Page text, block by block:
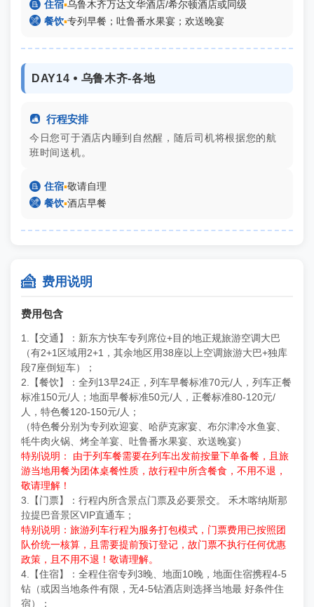
 住宿▪乌鲁木齐万达文华酒店/希尔顿酒店或同级
 餐饮▪专列早餐；吐鲁番水果宴；欢送晚宴
DAY14 ⦁ 乌鲁木齐-各地
 行程安排
今日您可于酒店内睡到自然醒，随后司机将根据您的航
班时间送机。
 住宿▪敬请自理
 餐饮▪酒店早餐
 费用说明
费用包含
1.【交通】：新东方快车专列席位+目的地正规旅游空调大巴
（有2+1区域用2+1，其余地区用38座以上空调旅游大巴+独库
段7座倒短车）；
2.【餐饮】：全列13早24正，列车早餐标准70元/人，列车正餐
标准150元/人；地面早餐标准50元/人，正餐标准80-120元/
人，特色餐120-150元/人；
（特色餐分别为专列欢迎宴、哈萨克家宴、布尔津冷水鱼宴、
牦牛肉火锅、烤全羊宴、吐鲁番水果宴、欢送晚宴）
特别说明： 由于列车餐需要在列车出发前按量下单备餐，且旅
游当地用餐为团体桌餐性质，故行程中所含餐食，不用不退，
敬请理解！
3.【门票】：行程内所含景点门票及必要景交。 禾木喀纳斯那
拉提巴音景区VIP直通车；
特别说明：旅游列车行程为服务打包模式，门票费用已按照团
队价统一核算，且需要提前预订登记，故门票不执行任何优惠
政策，且不用不退！敬请理解。
4.【住宿】：全程住宿专列3晚、地面10晚，地面住宿携程4-5
钻（或因当地条件有限，无4-5钻酒店则选择当地最 好条件住
宿）；